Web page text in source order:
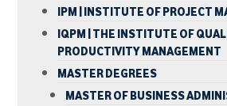
IPM | INSTITUTE OF PROJECT
IQPM | THE INSTITUTE OF
PRODUCTIVITY MANAGEMENT
MASTER DEGREES
MASTER OF BUSINESS